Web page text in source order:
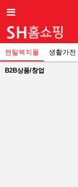
렌탈복지몰 생활가전
B2B상품/창업